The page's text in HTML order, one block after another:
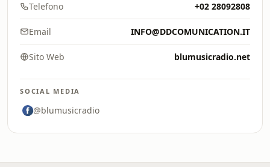
Telefono +02 28092808
Email INFO@DDCOMUNICATION.IT
Sito Web blumusicradio.net
SOCIAL MEDIA
@blumusicradio